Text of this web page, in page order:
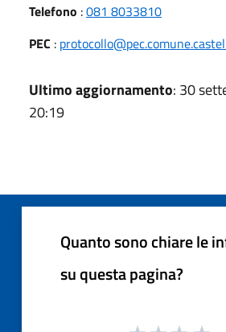
Telefono :081 8033810
PEC :
Ultimo aggiornamento: 30
20:19
Quanto sono chiare le
su questa pagina?